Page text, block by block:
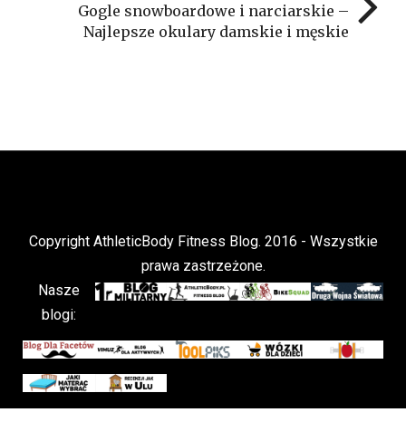
Gogle snowboardowe i narciarskie –
Najlepsze okulary damskie i męskie
Copyright AthleticBody Fitness Blog. 2016 - Wszystkie
prawa zastrzeżone.
Nasze
blogi: